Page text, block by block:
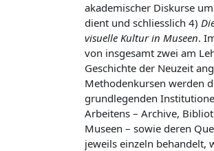
akademischer Diskurse
dient und schliesslich 4)
visuelle Kultur in Museen.
von insgesamt zwei am
Geschichte der Neuzeit
Methodenkursen werden
grundlegenden
Arbeitens – Archive,
Museen – sowie deren
jeweils einzeln behandelt,